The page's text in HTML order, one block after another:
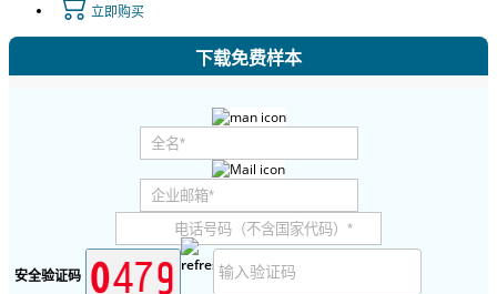
立即购买
下载免费样本
安全验证码